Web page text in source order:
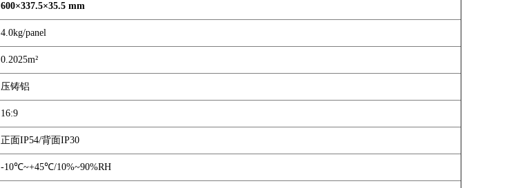
600×337.5×35.5 mm
4.0kg/panel
0.2025m²
压铸铝
16:9
正面IP54/背面IP30
-10℃~+45℃/10%~90%RH